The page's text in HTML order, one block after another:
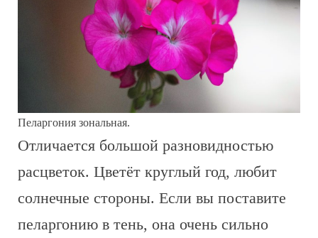
Пеларгония зональная.
Отличается большой разновидностью
расцветок. Цветёт круглый год, любит
солнечные стороны. Если вы поставите
пеларгонию в тень, она очень сильно